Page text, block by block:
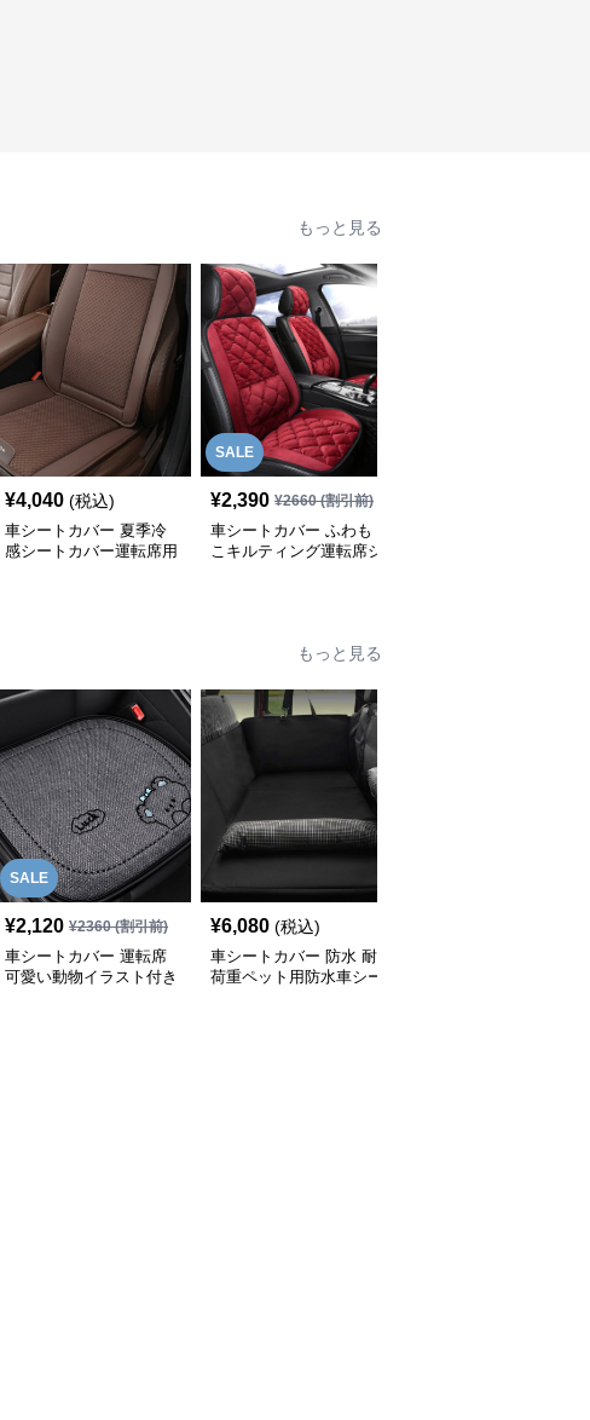
もっと見る
¥4,040 (税込)
車シートカバー 夏季冷
感シートカバー運転席用
SALE
¥2,390 ¥2660(割引前)
車シートカバー ふわも
こキルティング運転席シ
もっと見る
SALE
¥2,120 ¥2360(割引前)
車シートカバー 運転席
可愛い動物イラスト付き
¥6,080 (税込)
車シートカバー 防水 耐
荷重ペット用防水車シー